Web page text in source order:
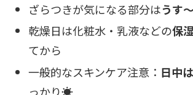
ざらつきが気になる部分はうす
乾燥日は化粧水・乳液などの保
てから
一般的なスキンケア注意： 日中
っかり☀️